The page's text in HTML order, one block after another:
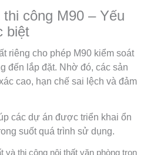
công M90 – Yếu
biệt
riêng cho phép M90 kiểm soát
đến lắp đặt. Nhờ đó, các sản
cao, hạn chế sai lệch và đảm
các dự án được triển khai ổn
suốt quá trình sử dụng.